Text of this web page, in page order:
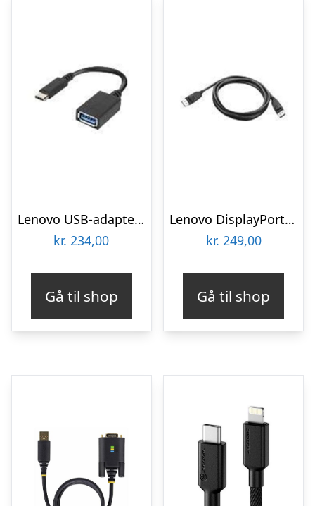
Lenovo USB-adapter – 14 cm
kr. 234,00
Gå til shop
Lenovo DisplayPort cable – 1.8 m
kr. 249,00
Gå til shop